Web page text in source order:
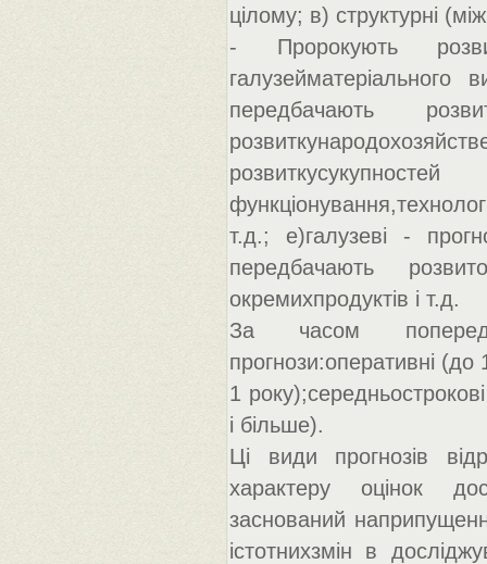
цілому; в) структурні
- Пророкують
галузейматеріального
передбачають
т.д.; е)галузеві -
передбачають
окремихпродуктів і т.д.
За часом
прогнози:оперативні (до
1
і більше).
Ці види прогнозів
характеру оцінок
заснований
істотнихзмін в